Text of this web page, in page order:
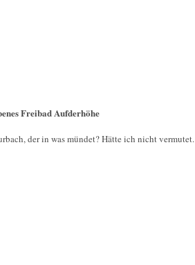
Freibad Aufderhöhe
der in was mündet? Hätte ich nicht vermutet.